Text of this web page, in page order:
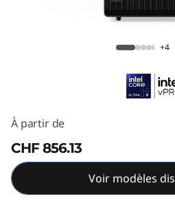
n
ThinkCentre M90t Gen
+4
À partir de
CHF 856.13
Voir modèles